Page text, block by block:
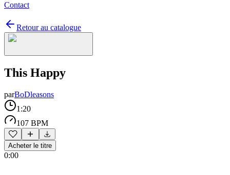
Contact
Retour au catalogue
This Happy
parBoDleasons
1:20
107 BPM
Acheter le titre
0:00